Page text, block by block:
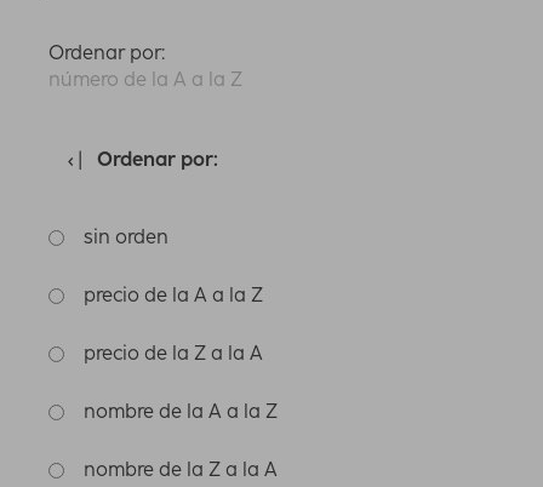
Ordenar por:
número de la A a la Z
Ordenar por:
sin orden
precio de la A a la Z
precio de la Z a la A
nombre de la A a la Z
nombre de la Z a la A